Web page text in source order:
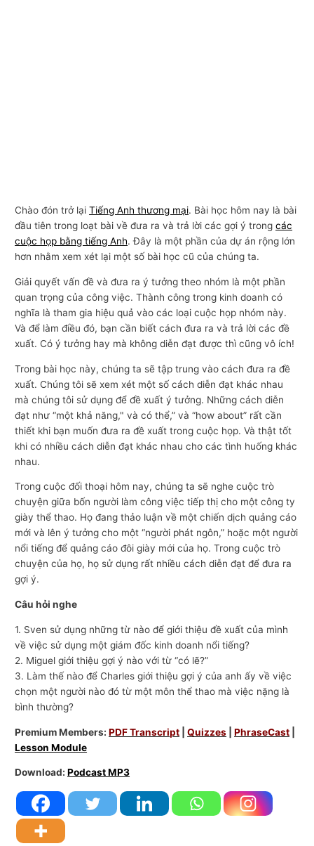
Chào đón trở lạiTiếng Anh thương mại. Bài học hôm nay là bài
đầu tiên trong loạt bài về đưa ra và trả lời các gợi ý trongcác
cuộc họp bằng tiếng Anh. Đây là một phần của dự án rộng lớn
hơn nhằm xem xét lại một số bài học cũ của chúng ta.
Giải quyết vấn đề và đưa ra ý tưởng theo nhóm là một phần
quan trọng của công việc. Thành công trong kinh doanh có
nghĩa là tham gia hiệu quả vào các loại cuộc họp nhóm này.
Và để làm điều đó, bạn cần biết cách đưa ra và trả lời các đề
xuất. Có ý tưởng hay mà không diễn đạt được thì cũng vô ích!
Trong bài học này, chúng ta sẽ tập trung vào cách đưa ra đề
xuất. Chúng tôi sẽ xem xét một số cách diễn đạt khác nhau
mà chúng tôi sử dụng để đề xuất ý tưởng. Những cách diễn
đạt như “một khả năng," và có thể,” và “how about” rất cần
thiết khi bạn muốn đưa ra đề xuất trong cuộc họp. Và thật tốt
khi có nhiều cách diễn đạt khác nhau cho các tình huống khác
nhau.
Trong cuộc đối thoại hôm nay, chúng ta sẽ nghe cuộc trò
chuyện giữa bốn người làm công việc tiếp thị cho một công ty
giày thể thao. Họ đang thảo luận về một chiến dịch quảng cáo
mới và lên ý tưởng cho một “người phát ngôn,” hoặc một người
nổi tiếng để quảng cáo đôi giày mới của họ. Trong cuộc trò
chuyện của họ, họ sử dụng rất nhiều cách diễn đạt để đưa ra
gợi ý.
Câu hỏi nghe
1. Sven sử dụng những từ nào để giới thiệu đề xuất của mình
về việc sử dụng một giám đốc kinh doanh nổi tiếng?
2. Miguel giới thiệu gợi ý nào với từ “có lẽ?”
3. Làm thế nào để Charles giới thiệu gợi ý của anh ấy về việc
chọn một người nào đó từ một môn thể thao mà việc nặng là
bình thường?
Premium Members:PDF Transcript |Quizzes |PhraseCast
Lesson Module
Download:Podcast MP3